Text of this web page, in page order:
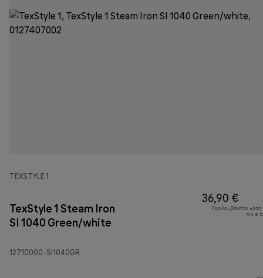
TEXSTYLE 1
TexStyle 1 Steam Iron
SI 1040 Green/white
12710000-SI1040GR
36,90 €
Περιλαμβάνεται
7,14 €